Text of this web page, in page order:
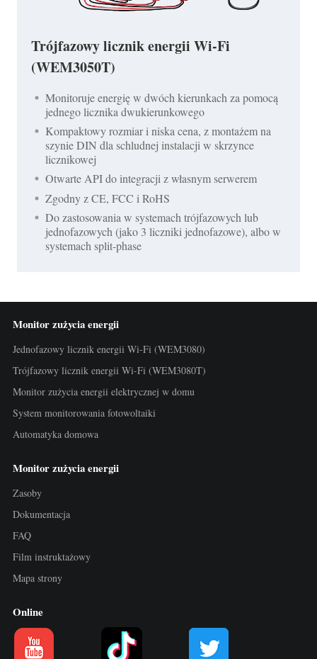
Trójfazowy licznik energii Wi-Fi
(WEM3050T)
Monitoruje energię w dwóch kierunkach za pomocą
jednego licznika dwukierunkowego
Kompaktowy rozmiar i niska cena, z montażem na
szynie DIN dla schludnej instalacji w skrzynce
licznikowej
Otwarte API do integracji z własnym serwerem
Zgodny z CE, FCC i RoHS
Do zastosowania w systemach trójfazowych lub
jednofazowych (jako 3 liczniki jednofazowe), albo w
systemach split-phase
Monitor zużycia energii
Jednofazowy licznik energii Wi-Fi (WEM3080)
Trójfazowy licznik energii Wi-Fi (WEM3080T)
Monitor zużycia energii elektrycznej w domu
System monitorowania fotowoltaiki
Automatyka domowa
Monitor zużycia energii
Zasoby
Dokumentacja
FAQ
Film instruktażowy
Mapa strony
Online